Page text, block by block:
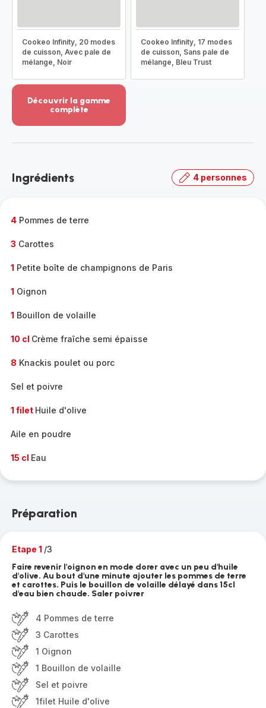
Cookeo Infinity, 20 modes
de cuisson, Avec pale de
mélange, Noir
Cookeo Infinity, 17 modes
de cuisson, Sans pale de
mélange, Bleu Trust
Découvrir la gamme
complète
-
gamme
Ingrédients 4 personnes
4 Pommes de terre
3 Carottes
1 Petite boîte de champignons de Paris
1 Oignon
1 Bouillon de volaille
10 cl Crème fraîche semi épaisse
8 Knackis poulet ou porc
Sel et poivre
1 filet Huile d'olive
Aile en poudre
15 cl Eau
Préparation
Etape 1 /3
Faire revenir l'oignon en mode dorer avec un peu d'huile
d'olive. Au bout d'une minute ajouter les pommes de terre
et carottes. Puis le bouillon de volaille délayé dans 15cl
d'eau bien chaude. Saler poivrer
4 Pommes de terre
3 Carottes
1 Oignon
1 Bouillon de volaille
Sel et poivre
1filet Huile d'olive